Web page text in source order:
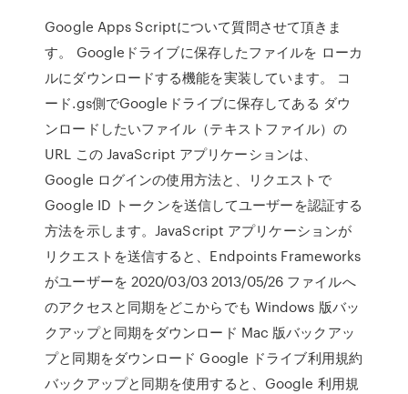
Google Apps Scriptについて質問させて頂きま
す。 Googleドライブに保存したファイルを ローカ
ルにダウンロードする機能を実装しています。 コ
ード.gs側でGoogleドライブに保存してある ダウ
ンロードしたいファイル（テキストファイル）の
URL この JavaScript アプリケーションは、
Google ログインの使用方法と、リクエストで
Google ID トークンを送信してユーザーを認証する
方法を示します。JavaScript アプリケーションが
リクエストを送信すると、Endpoints Frameworks
がユーザーを 2020/03/03 2013/05/26 ファイルへ
のアクセスと同期をどこからでも Windows 版バッ
クアップと同期をダウンロード Mac 版バックアッ
プと同期をダウンロード Google ドライブ利用規約
バックアップと同期を使用すると、Google 利用規